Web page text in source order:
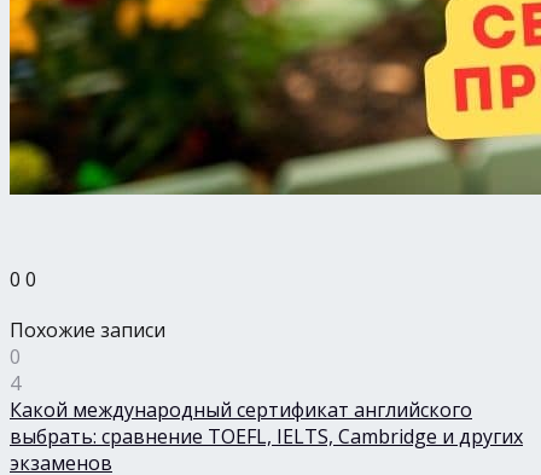
0 0
Похожие записи
0
4
Какой международный сертификат английского
выбрать: сравнение TOEFL, IELTS, Cambridge и других
экзаменов